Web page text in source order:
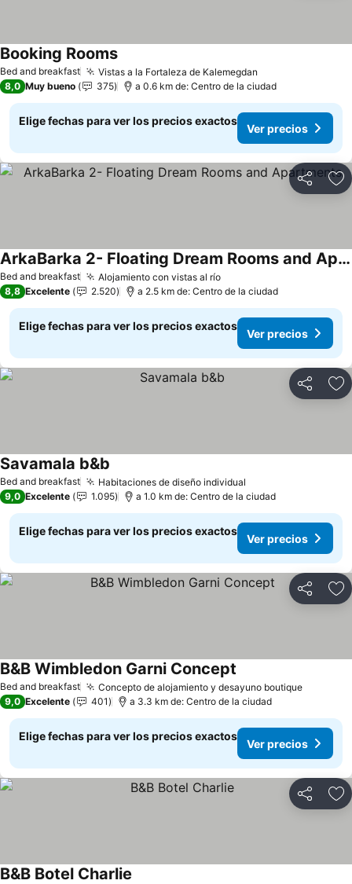
Bed and breakfast Vistas a la Fortaleza de Kalemegdan
Booking RoomsVer precios
8,0 Muy bueno 375 a 0.6 km de: Centro de la ciudad
Elige fechas para ver los precios exactos
Ver precios
Compartir
Bed and breakfast Alojamiento con vistas al ríoVer precios
ArkaBarka 2- Floating Dream Rooms and Apartments
Ver precios
8,8 Excelente 2.520 a 2.5 km de: Centro de la ciudad
Elige fechas para ver los precios exactos
Ver precios
Compartir
Bed and breakfast Habitaciones de diseño individual
Savamala b&b
9,0 Excelente 1.095 a 1.0 km de: Centro de la ciudad
Elige fechas para ver los precios exactos
Ver precios
Compartir
Bed and breakfast Concepto de alojamiento y desayuno boutiqueVer
B&B Wimbledon Garni Concept
9,0 Excelente 401 a 3.3 km de: Centro de la ciudad
Elige fechas para ver los precios exactos
Ver precios
Compartir
B&B Botel Charlie